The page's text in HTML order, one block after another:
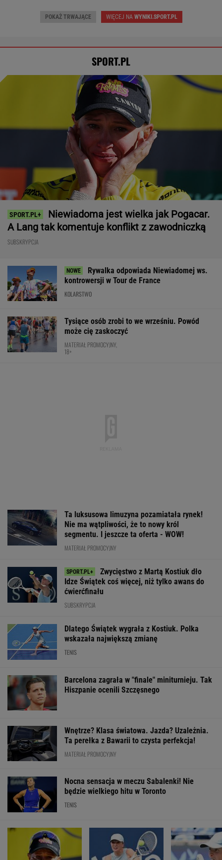
POKAŻ TRWAJĄCE WIĘCEJ NAWYNIKI.SPORT.PL
SPORT.PL
Niewiadoma jest wielka jak Pogacar.
A Lang tak komentuje konflikt z zawodniczką
SUBSKRYPCJA
Rywalka odpowiada Niewiadomej ws.
kontrowersji w Tour de France
KOLARSTWO
Tysiące osób zrobi to we wrześniu. Powód
może cię zaskoczyć
MATERIAŁ PROMOCYJNY,
18+
Ta luksusowa limuzyna pozamiatała rynek!
Nie ma wątpliwości, że to nowy król
segmentu. I jeszcze ta oferta - WOW!
MATERIAŁ PROMOCYJNY
Zwycięstwo z Martą Kostiuk dło
Idze Świątek coś więcej, niż tylko awans do
ćwierćfinału
SUBSKRYPCJA
Dlatego Świątek wygrała z Kostiuk. Polka
wskazała największą zmianę
TENIS
Barcelona zagrała w "finale" miniturnieju. Tak
Hiszpanie ocenili Szczęsnego
Wnętrze? Klasa światowa. Jazda? Uzależnia.
Ta perełka z Bawarii to czysta perfekcja!
MATERIAŁ PROMOCYJNY
Nocna sensacja w meczu Sabalenki! Nie
będzie wielkiego hitu w Toronto
TENIS